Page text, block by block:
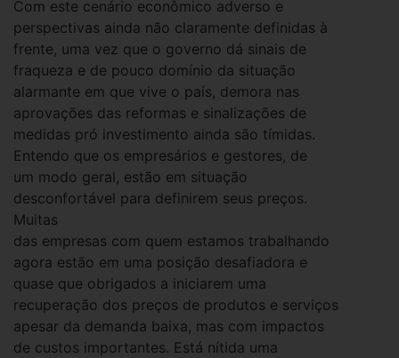
Com este cenário econômico adverso e
perspectivas ainda não claramente definidas à
frente, uma vez que o governo dá sinais de
fraqueza e de pouco domínio da situação
alarmante em que vive o país, demora nas
aprovações das reformas e sinalizações de
medidas pró investimento ainda são tímidas.
Entendo que os empresários e gestores, de
um modo geral, estão em situação
desconfortável para definirem seus preços.
Muitas
das empresas com quem estamos trabalhando
agora estão em uma posição desafiadora e
quase que obrigados a iniciarem uma
recuperação dos preços de produtos e serviços
apesar da demanda baixa, mas com impactos
de custos importantes. Está nítida uma